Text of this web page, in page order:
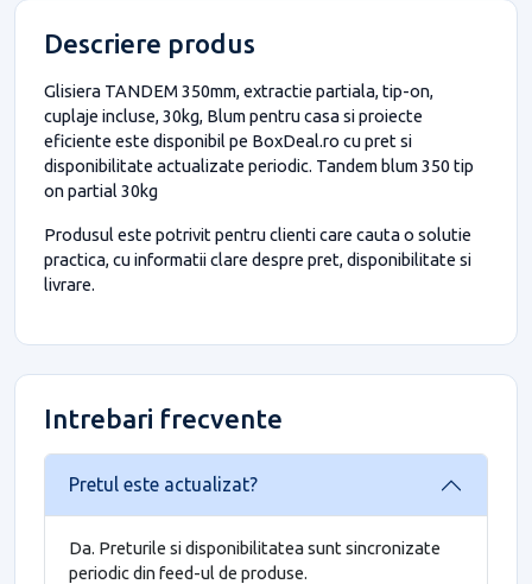
Descriere produs
Glisiera TANDEM 350mm, extractie partiala, tip-on,
cuplaje incluse, 30kg, Blum pentru casa si proiecte
eficiente este disponibil pe BoxDeal.ro cu pret si
disponibilitate actualizate periodic. Tandem blum 350 tip
on partial 30kg
Produsul este potrivit pentru clienti care cauta o solutie
practica, cu informatii clare despre pret, disponibilitate si
livrare.
Intrebari frecvente
Pretul este actualizat?
Da. Preturile si disponibilitatea sunt sincronizate
periodic din feed-ul de produse.